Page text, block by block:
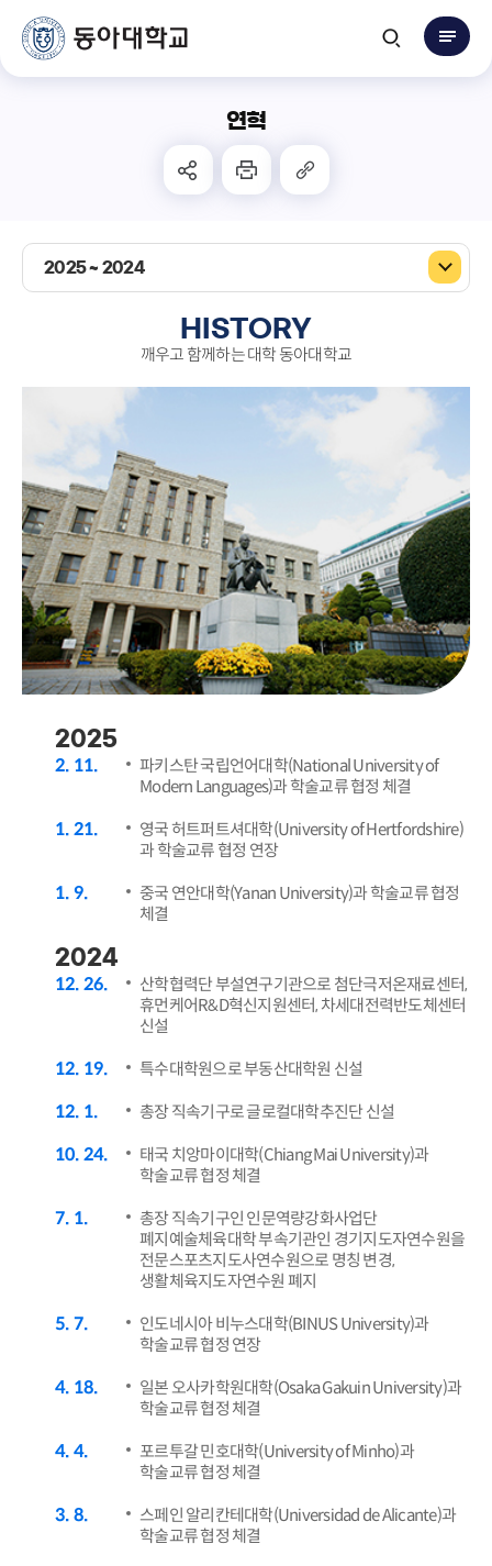
연혁
2025 ~ 2024
HISTORY
깨우고 함께하는 대학 동아대학교
2025
2 11
파키스탄 국립언어대학(National University of
Modern Languages)과 학술교류 협정 체결
1 21
영국 허트퍼트셔대학(University of Hertfordshire)
과 학술교류 협정 연장
1 9
중국 연안대학(Yanan University)과 학술교류 협정
체결
2024
12 26
산학협력단 부설연구기관으로 첨단극저온재료센터,
휴먼케어R&D혁신지원센터, 차세대전력반도체센터
신설
12 19 특수대학원으로 부동산대학원 신설
12 1 총장 직속기구로 글로컬대학추진단 신설
10 24
태국 치앙마이대학(Chiang Mai University)과
학술교류 협정 체결
7 1
총장 직속기구인 인문역량강화사업단
폐지예술체육대학 부속기관인 경기지도자연수원을
전문스포츠지도사연수원으로 명칭 변경,
생활체육지도자연수원 폐지
5 7
인도네시아 비누스대학(BINUS University)과
학술교류 협정 연장
4 18
일본 오사카학원대학(Osaka Gakuin University)과
학술교류 협정 체결
4 4
포르투갈 민호대학(University of Minho)과
학술교류 협정 체결
3 8
스페인 알리칸테대학(Universidad de Alicante)과
학술교류 협정 체결